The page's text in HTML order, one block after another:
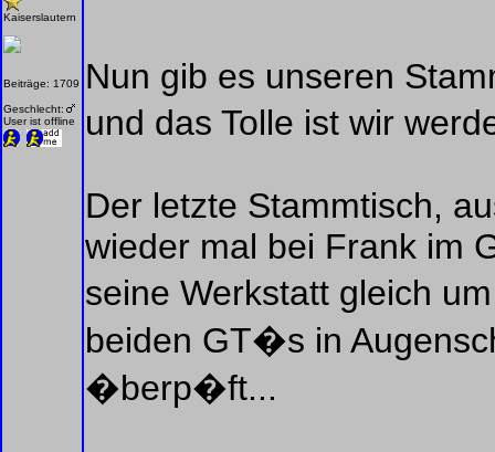
Kaiserslautern
Beiträge: 1709
Geschlecht:
User ist offline
Nun gib es unseren
und das Tolle ist wir
Der letzte Stammtisch,
wieder mal bei Frank im
seine Werkstatt gleich
beiden GT�s in
�berp�ft...